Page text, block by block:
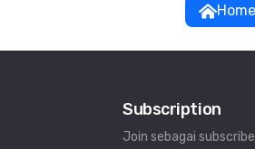
Home
Subscription
Join sebagai